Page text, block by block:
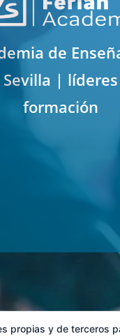
de
Sevilla |
formación
propias y de terceros